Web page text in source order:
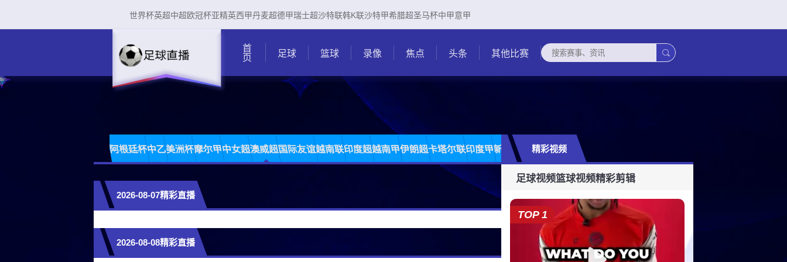
世界杯英超中超欧冠杯亚精英西甲丹麦超德甲瑞士超沙特联韩K联沙特甲希腊超圣马杯中甲意甲
首页 足球 篮球 录像 焦点 头条 其他比赛 
阿根廷杯中乙美洲杯摩尔甲中女超澳威超国际友谊越南联印度超越南甲伊朗超卡塔尔联印度甲新加坡联科威特联 蒙古超
2026-08-07精彩直播
2026-08-08精彩直播
精彩视频
足球视频篮球视频精彩剪辑
TOP 1